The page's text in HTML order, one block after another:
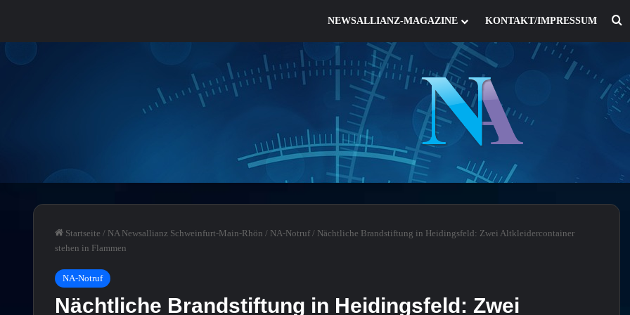
NEWSALLIANZ-MAGAZINE KONTAKT/IMPRESSUM
Startseite / NA Newsallianz Schweinfurt-Main-Rhön / NA-Notruf / Nächtliche Brandstiftung in Heidingsfeld: Zwei Altkleidercontainer
stehen in Flammen
NA-Notruf
Nächtliche Brandstiftung in Heidingsfeld: Zwei